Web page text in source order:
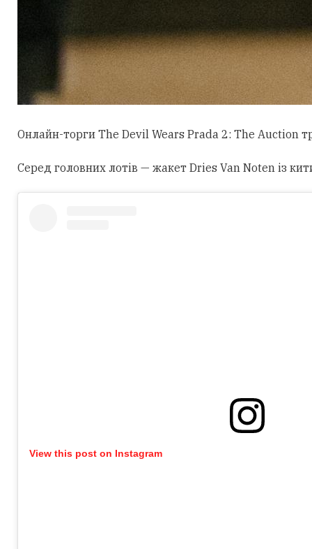
Онлайн-торги The Devil Wears Prada 2: The Auction
Серед головних лотів — жакет Dries Van Noten із
View this post on Instagram